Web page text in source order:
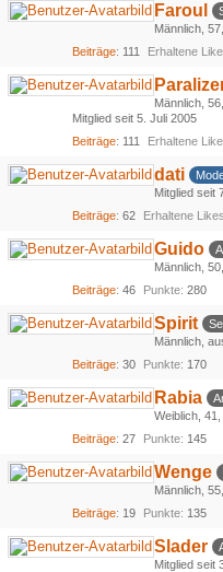
Faroul
Männlich 57
Beiträge 111 Erhaltene
Männlich 56
Mitglied seit 5. Juli 2005
Beiträge 111 Erhaltene
dati
Mitglied seit
Beiträge 62 Erhaltene Likes
Guido
Männlich 50
Beiträge 46 Punkte 280
Spirit
Männlich
Beiträge 30 Punkte 170
Rabia
Weiblich 41
Beiträge 27 Punkte 145
Wenge
Männlich 55
Beiträge 19 Punkte 135
Slader
Mitglied seit